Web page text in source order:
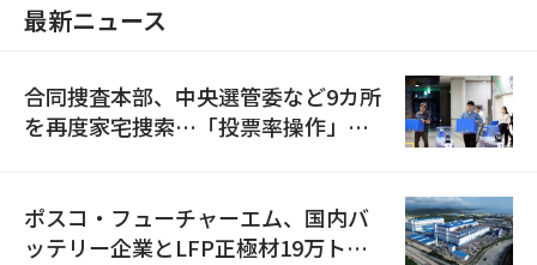
最新ニュース
合同捜査本部、中央選管委など9カ所
を再度家宅捜索…「投票率操作」の
ポスコ・フューチャーエム、国内バ
ッテリー企業とLFP正極材19万トン